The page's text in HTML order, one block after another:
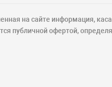
на сайте информация,
публичной офертой,